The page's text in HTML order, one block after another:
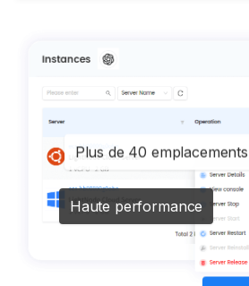
Plus de 40
Haute performance